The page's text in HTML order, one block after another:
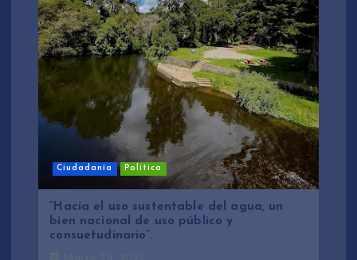
Ciudadanía Política
“Hacia el uso sustentable del agua, un
bien nacional de uso público y
consuetudinario”.